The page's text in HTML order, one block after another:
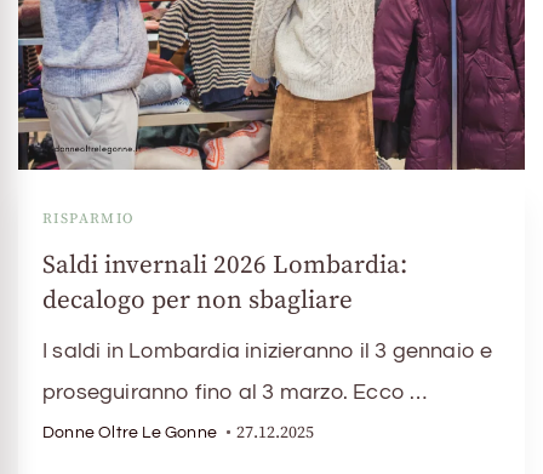
RISPARMIO
Saldi invernali 2026 Lombardia:
decalogo per non sbagliare
I saldi in Lombardia inizieranno il 3 gennaio e
proseguiranno fino al 3 marzo. Ecco …
Donne Oltre Le Gonne 27.12.2025